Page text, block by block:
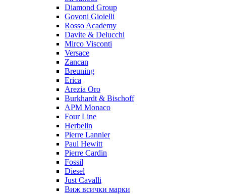
Diamond Group
Govoni Gioielli
Rosso Academy
Davite & Delucchi
Mirco Visconti
Versace
Zancan
Breuning
Erica
Arezia Oro
Burkhardt & Bischoff
APM Monaco
Four Line
Herbelin
Pierre Lannier
Paul Hewitt
Pierre Cardin
Fossil
Diesel
Just Cavalli
Виж всички марки